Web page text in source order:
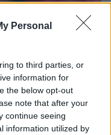
Personal
to third parties, or
information for
the below opt-out
note that after your
continue seeing
information utilized by